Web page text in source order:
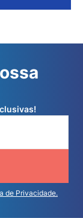
de Privacidade.